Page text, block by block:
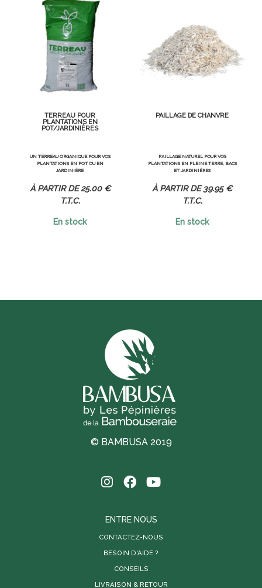
TERREAU POUR
PLANTATIONS EN
POT/JARDINIÈRES
UN TERREAU ORGANIQUE POUR VOS
PLANTATIONS EN POT OU EN
JARDINIÈRE
25.00 €
T.T.C.
En stock
PAILLAGE DE CHANVRE
PAILLAGE NATUREL POUR VOS
PLANTATIONS EN PLEINE TERRE, BACS
ET JARDINIÈRES
39.95 €
T.T.C.
En stock
© BAMBUSA 2019
ENTRE NOUS
CONTACTEZ-NOUS
BESOIN D'AIDE ?
CONSEILS
LIVRAISON & RETOUR